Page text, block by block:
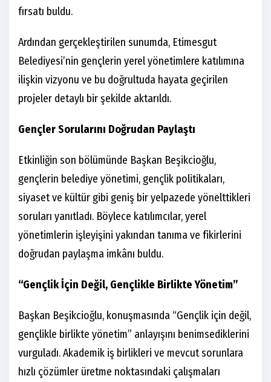
fırsatı buldu.
Ardından gerçekleştirilen sunumda, Etimesgut
Belediyesi’nin gençlerin yerel yönetimlere katılımına
ilişkin vizyonu ve bu doğrultuda hayata geçirilen
projeler detaylı bir şekilde aktarıldı.
Gençler Sorularını Doğrudan Paylaştı
Etkinliğin son bölümünde Başkan Beşikcioğlu,
gençlerin belediye yönetimi, gençlik politikaları,
siyaset ve kültür gibi geniş bir yelpazede yönelttikleri
soruları yanıtladı. Böylece katılımcılar, yerel
yönetimlerin işleyişini yakından tanıma ve fikirlerini
doğrudan paylaşma imkânı buldu.
“Gençlik İçin Değil, Gençlikle Birlikte Yönetim”
Başkan Beşikcioğlu, konuşmasında “Gençlik için değil,
gençlikle birlikte yönetim” anlayışını benimsediklerini
vurguladı. Akademik iş birlikleri ve mevcut sorunlara
hızlı çözümler üretme noktasındaki çalışmaları